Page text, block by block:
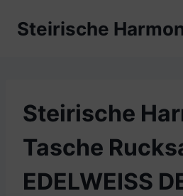
InhaltSteirische
Steirische
Tasche
EDELWEISS